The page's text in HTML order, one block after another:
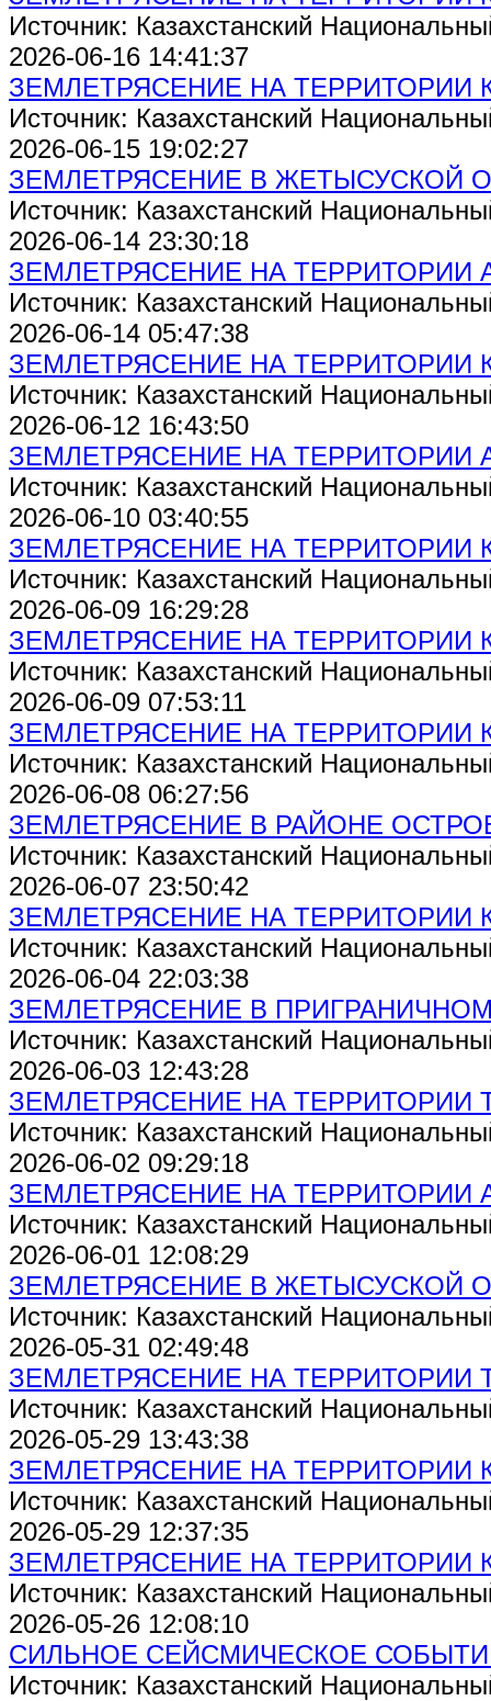
Источник: Казахстанский
2026-06-16 14:41:37
ЗЕМЛЕТРЯСЕНИЕ НА ТЕРРИТОРИИ
Источник: Казахстанский
2026-06-15 19:02:27
ЗЕМЛЕТРЯСЕНИЕ В ЖЕТЫСУСКОЙ
Источник: Казахстанский
2026-06-14 23:30:18
ЗЕМЛЕТРЯСЕНИЕ НА ТЕРРИТОРИИ
Источник: Казахстанский
2026-06-14 05:47:38
ЗЕМЛЕТРЯСЕНИЕ НА ТЕРРИТОРИИ
Источник: Казахстанский
2026-06-12 16:43:50
ЗЕМЛЕТРЯСЕНИЕ НА ТЕРРИТОРИИ
Источник: Казахстанский
2026-06-10 03:40:55
ЗЕМЛЕТРЯСЕНИЕ НА ТЕРРИТОРИИ
Источник: Казахстанский
2026-06-09 16:29:28
ЗЕМЛЕТРЯСЕНИЕ НА ТЕРРИТОРИИ
Источник: Казахстанский
2026-06-09 07:53:11
ЗЕМЛЕТРЯСЕНИЕ НА ТЕРРИТОРИИ
Источник: Казахстанский
2026-06-08 06:27:56
ЗЕМЛЕТРЯСЕНИЕ В РАЙОНЕ
Источник: Казахстанский
2026-06-07 23:50:42
ЗЕМЛЕТРЯСЕНИЕ НА ТЕРРИТОРИИ
Источник: Казахстанский
2026-06-04 22:03:38
ЗЕМЛЕТРЯСЕНИЕ В ПРИГРАНИЧНОМ
Источник: Казахстанский
2026-06-03 12:43:28
ЗЕМЛЕТРЯСЕНИЕ НА ТЕРРИТОРИИ
Источник: Казахстанский
2026-06-02 09:29:18
ЗЕМЛЕТРЯСЕНИЕ НА ТЕРРИТОРИИ
Источник: Казахстанский
2026-06-01 12:08:29
ЗЕМЛЕТРЯСЕНИЕ В ЖЕТЫСУСКОЙ
Источник: Казахстанский
2026-05-31 02:49:48
ЗЕМЛЕТРЯСЕНИЕ НА ТЕРРИТОРИИ
Источник: Казахстанский
2026-05-29 13:43:38
ЗЕМЛЕТРЯСЕНИЕ НА ТЕРРИТОРИИ
Источник: Казахстанский
2026-05-29 12:37:35
ЗЕМЛЕТРЯСЕНИЕ НА ТЕРРИТОРИИ
Источник: Казахстанский
2026-05-26 12:08:10
СИЛЬНОЕ СЕЙСМИЧЕСКОЕ
Источник: Казахстанский